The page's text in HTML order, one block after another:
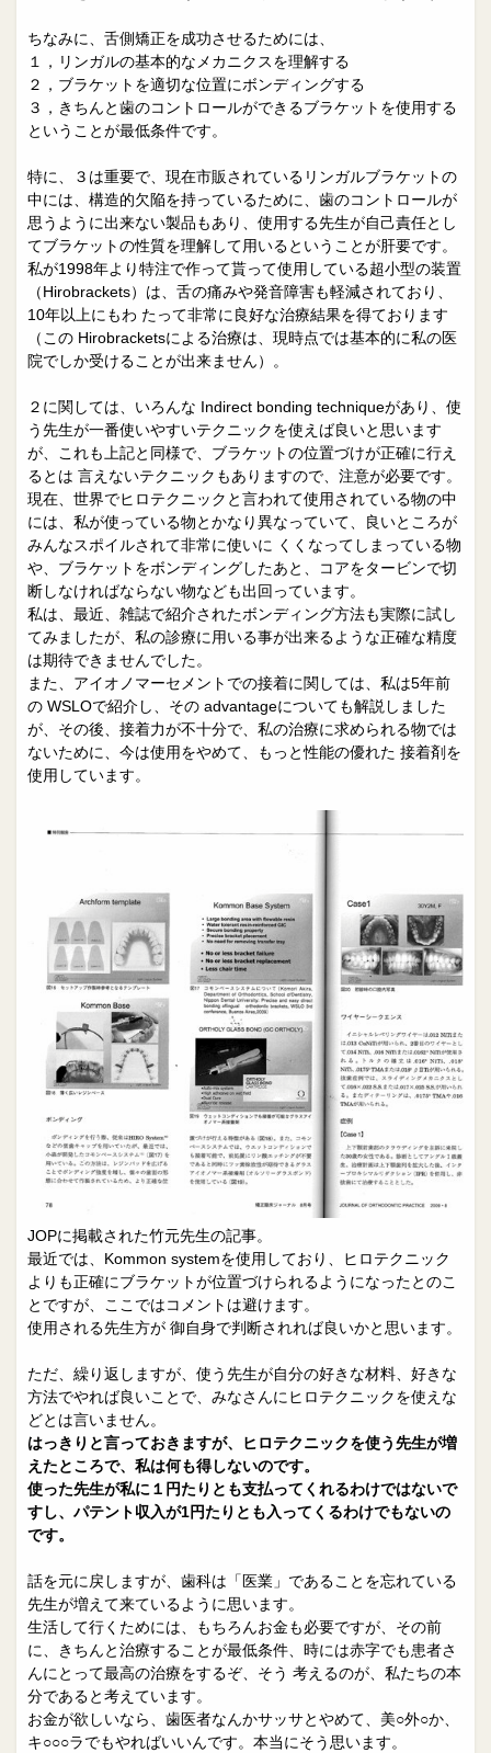
ちなみに、舌側矯正を成功させるためには、
１，リンガルの基本的なメカニクスを理解する
２，ブラケットを適切な位置にボンディングする
３，きちんと歯のコントロールができるブラケットを使用する
ということが最低条件です。
特に、３は重要で、現在市販されているリンガルブラケットの
中には、構造的欠陥を持っているために、歯のコントロールが
思うように出来ない製品もあり、使用する先生が自己責任とし
てブラケットの性質を理解して用いるということが肝要です。
私が1998年より特注で作って貰って使用している超小型の装置
（Hirobrackets）は、舌の痛みや発音障害も軽減されており、
10年以上にもわ たって非常に良好な治療結果を得ております
（この Hirobracketsによる治療は、現時点では基本的に私の医
院でしか受けることが出来ません）。
２に関しては、いろんな Indirect bonding techniqueがあり、使
う先生が一番使いやすいテクニックを使えば良いと思います
が、これも上記と同様で、ブラケットの位置づけが正確に行え
るとは 言えないテクニックもありますので、注意が必要です。
現在、世界でヒロテクニックと言われて使用されている物の中
には、私が使っている物とかなり異なっていて、良いところが
みんなスポイルされて非常に使いに くくなってしまっている物
や、ブラケットをボンディングしたあと、コアをタービンで切
断しなければならない物なども出回っています。
私は、最近、雑誌で紹介されたボンディング方法も実際に試し
てみましたが、私の診療に用いる事が出来るような正確な精度
は期待できませんでした。
また、アイオノマーセメントでの接着に関しては、私は5年前
の WSLOで紹介し、その advantageについても解説しました
が、その後、接着力が不十分で、私の治療に求められる物では
ないために、今は使用をやめて、もっと性能の優れた 接着剤を
使用しています。
JOPに掲載された竹元先生の記事。
最近では、Kommon systemを使用しており、ヒロテクニック
よりも正確にブラケットが位置づけられるようになったとのこ
とですが、ここではコメントは避けます。
使用される先生方が 御自身で判断されれば良いかと思います。
ただ、繰り返しますが、使う先生が自分の好きな材料、好きな
方法でやれば良いことで、みなさんにヒロテクニックを使えな
どとは言いません。
はっきりと言っておきますが、ヒロテクニックを使う先生が増
えたところで、私は何も得しないのです。
使った先生が私に１円たりとも支払ってくれるわけではないで
すし、パテント収入が1円たりとも入ってくるわけでもないの
です。
話を元に戻しますが、歯科は「医業」であることを忘れている
先生が増えて来ているように思います。
生活して行くためには、もちろんお金も必要ですが、その前
に、きちんと治療することが最低条件、時には赤字でも患者さ
んにとって最高の治療をするぞ、そう 考えるのが、私たちの本
分であると考えています。
お金が欲しいなら、歯医者なんかサッサとやめて、美○外○か、
キ○○○ラでもやればいいんです。本当にそう思います。